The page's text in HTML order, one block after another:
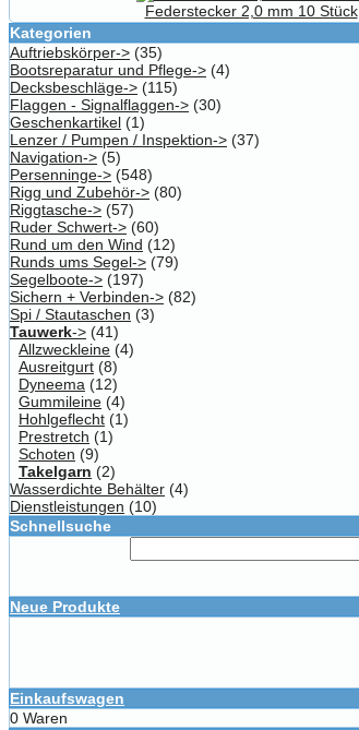
Federstecker 2,0 mm 10 Stück
Kategorien
Auftriebskörper-> (35)
Bootsreparatur und Pflege-> (4)
Decksbeschläge-> (115)
Flaggen - Signalflaggen-> (30)
Geschenkartikel (1)
Lenzer / Pumpen / Inspektion-> (37)
Navigation-> (5)
Persenninge-> (548)
Rigg und Zubehör-> (80)
Riggtasche-> (57)
Ruder Schwert-> (60)
Rund um den Wind (12)
Runds ums Segel-> (79)
Segelboote-> (197)
Sichern + Verbinden-> (82)
Spi / Stautaschen (3)
Tauwerk-> (41)
Allzweckleine (4)
Ausreitgurt (8)
Dyneema (12)
Gummileine (4)
Hohlgeflecht (1)
Prestretch (1)
Schoten (9)
Takelgarn (2)
Wasserdichte Behälter (4)
Dienstleistungen (10)
Schnellsuche
Neue Produkte
Einkaufswagen
0 Waren